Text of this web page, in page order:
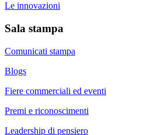
Le innovazioni
Sala stampa
Comunicati stampa
Blogs
Fiere commerciali ed eventi
Premi e riconoscimenti
Leadership di pensiero